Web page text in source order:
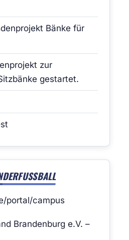
Bänke für
zur
gestartet.
portal/campus
Brandenburg e.V. –